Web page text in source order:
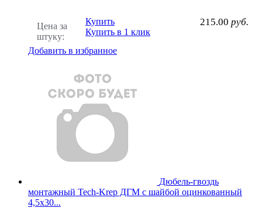
Цена за
штуку:
215.00 руб.
Купить
Купить в 1 клик
Добавить в избранное
Дюбель-гвоздь
монтажный Tech-Krep ДГМ с шайбой оцинкованный
4,5х30...